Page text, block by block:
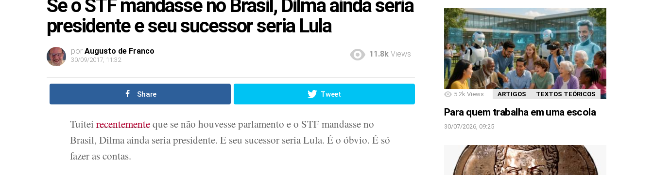
Se o STF mandasse no Brasil, Dilma ainda seria
presidente e seu sucessor seria Lula
por Augusto de Franco
30/09/2017, 11:32
11.8k Views
Share Tweet
Tuitei recentementeque se não houvesse parlamento e o STF mandasse no
Brasil, Dilma ainda seria presidente. E seu sucessor seria Lula. É o óbvio. É só
fazer as contas.
5.2k Views ARTIGOS TEXTOS TEÓRICOS
Para quem trabalha em uma escola
30/07/2026, 09:25